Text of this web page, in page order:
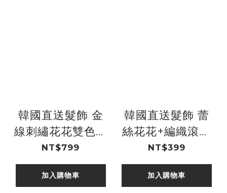
韓國直送髮飾 金
線刺繡花花雙色蝴
蝶結垂吊珍珠手工
鯊魚夾
NT$799
加入購物車
韓國直送髮飾 蕾
絲花花+編織滾邊
蝴蝶結中雙珍珠髮
圈
NT$399
加入購物車